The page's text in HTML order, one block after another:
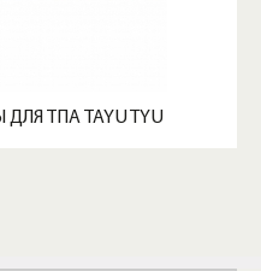
ТПА TAYU TYU